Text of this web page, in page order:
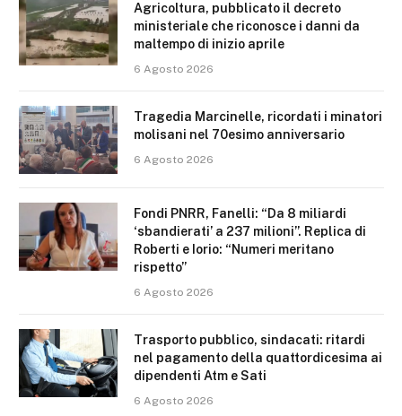
Agricoltura, pubblicato il decreto
ministeriale che riconosce i danni da
maltempo di inizio aprile
6 Agosto 2026
Tragedia Marcinelle, ricordati i minatori
molisani nel 70esimo anniversario
6 Agosto 2026
Fondi PNRR, Fanelli: “Da 8 miliardi
‘sbandierati’ a 237 milioni”. Replica di
Roberti e Iorio: “Numeri meritano
rispetto”
6 Agosto 2026
Trasporto pubblico, sindacati: ritardi
nel pagamento della quattordicesima ai
dipendenti Atm e Sati
6 Agosto 2026